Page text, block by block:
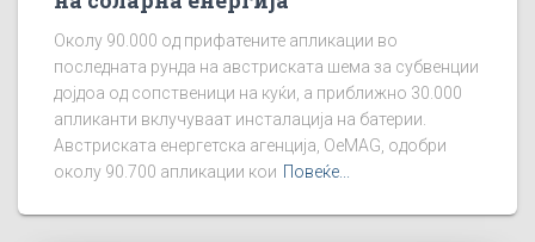
Околу 90.000 од прифатените апликации во
последната рунда на австриската шема за субвенции
дојдоа од сопственици на куќи, а приближно 30.000
апликанти вклучуваат инсталација на батерии.
Австриската енергетска агенција, OeMAG, одобри
околу 90.700 апликации кои Повеќе...